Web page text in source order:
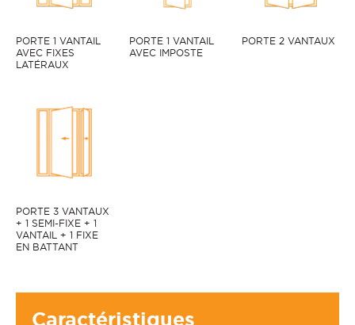
NAPILUS 80 face extérieure, couleur Gris 7016 texturé
PORTE 1 VANTAIL
AVEC FIXES
LATÉRAUX
PORTE 1 VANTAIL
AVEC IMPOSTE
PORTE 2 VANTAUX
PORTE 3 VANTAUX
+ 1 SEMI-FIXE + 1
VANTAIL + 1 FIXE
EN BATTANT